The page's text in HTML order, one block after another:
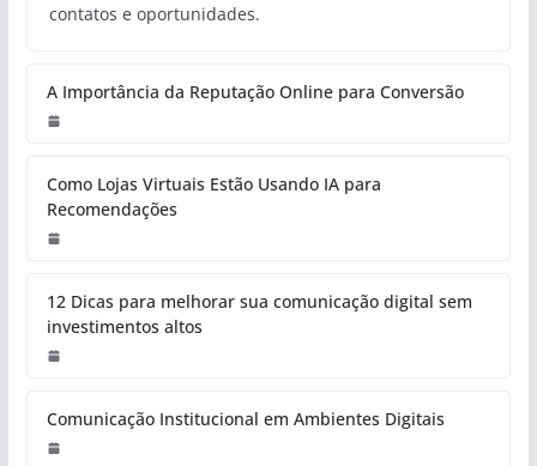
contatos e oportunidades.
A Importância da Reputação Online para Conversão
Como Lojas Virtuais Estão Usando IA para
Recomendações
12 Dicas para melhorar sua comunicação digital sem
investimentos altos
Comunicação Institucional em Ambientes Digitais